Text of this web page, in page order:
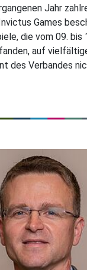
Jahr
Games
die vom 09. bis
auf
des Verbandes